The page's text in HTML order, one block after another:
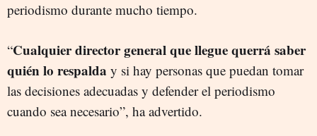
periodismo durante mucho tiempo.
“Cualquier director general que llegue querrá saber
quién lo respalda y si hay personas que puedan tomar
las decisiones adecuadas y defender el periodismo
cuando sea necesario”, ha advertido.